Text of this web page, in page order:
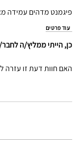
פיגמנט מדהים עמידה
עוד פרטים
כן, הייתי ממליץ/ה
האם חוות דעת זו עזרה